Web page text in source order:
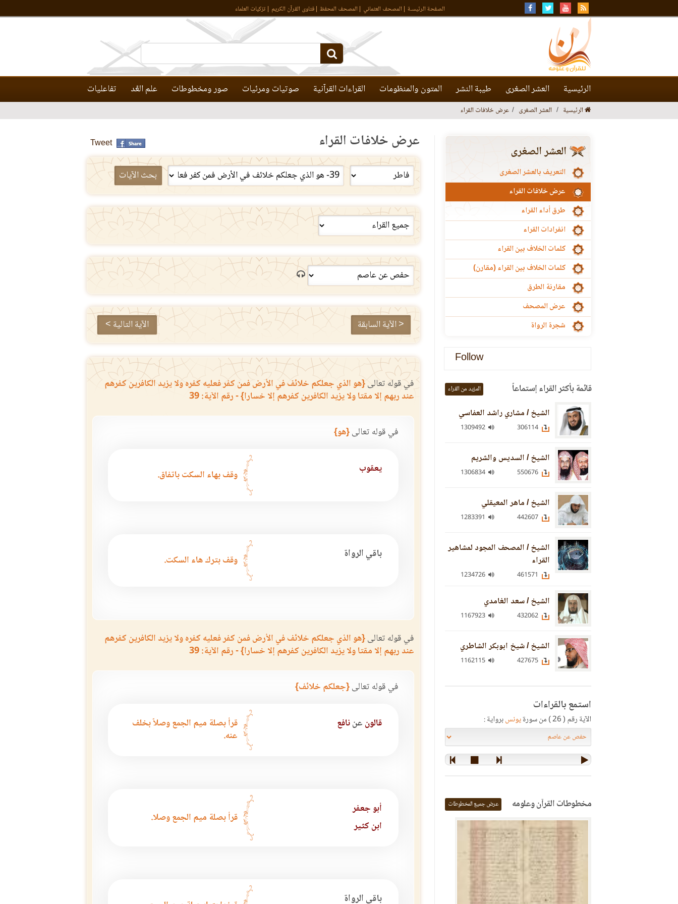
الصفحة الرئيسـة المصحف العثماني المصحف المحفظ فتاوى القرآن الكريم تزكيات العلماء
الرئيسية العشر الصغرى طيبة النشر المتون والمنظومات القراءات القرآنية صوتيات ومرئيات صور ومخطوطات علم العَّد تفاعليات
الرئيسية العشر الصغرى عرض خلافات القراء
عرض خلافات القراء Tweet
بحث الآيات
< الآية السابقة الآية التالية >
في قوله تعالى{هو الذي جعلكم خلائف في الأرض فمن كفر فعليه كفره ولا يزيد الكافرين كفرهم
عند ربهم إلا مقتا ولا يزيد الكافرين كفرهم إلا خسارا} - رقم الآية: 39
في قوله تعالى{هو}
يعقوب وقف بهاء السكت باتفاق.
باقي الرواة وقف بترك هاء السكت.
في قوله تعالى{هو الذي جعلكم خلائف في الأرض فمن كفر فعليه كفره ولا يزيد الكافرين كفرهم
عند ربهم إلا مقتا ولا يزيد الكافرين كفرهم إلا خسارا} - رقم الآية: 39
في قوله تعالى{جعلكم خلائف}
قالون عننافع
قرأ بصلة ميم الجمع وصلاً بخلف
عنه.
أبو جعفر
ابن كثير
قرأ بصلة ميم الجمع وصلا.
باقي الرواة
العشر الصغرى
التعريف بالعشر الصغرى
عرض خلافات القراء
طرق أداء القراء
انفرادات القراء
كلمات الخلاف بين القراء
كلمات الخلاف بين القراء (مقارن)
مقارنة الطرق
عرض المصحف
شجرة الرواة
Follow
قائمة بأكثر القراء إستماعاً المزيد من القراء
الشيخ / مشاري راشد العفاسي
الشيخ / السديس والشريم
الشيخ / ماهر المعيقلي
الشيخ / المصحف المجود لمشاهير
القراء
الشيخ / سعد الغامدي
الشيخ / شيخ ابوبكر الشاطري
استمع بالقراءات
الآية رقم ( 26 ) من سورة يونسبرواية :
مخطوطات القرآن وعلومه عرض جميع المخطوطات